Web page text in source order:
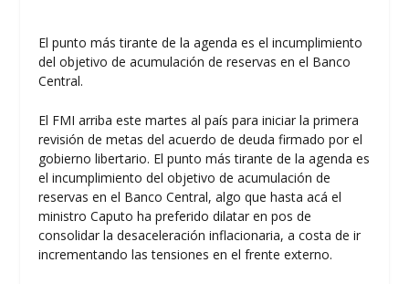
El punto más tirante de la agenda es el incumplimiento
del objetivo de acumulación de reservas en el Banco
Central.
El FMI arriba este martes al país para iniciar la primera
revisión de metas del acuerdo de deuda firmado por el
gobierno libertario. El punto más tirante de la agenda es
el incumplimiento del objetivo de acumulación de
reservas en el Banco Central, algo que hasta acá el
ministro Caputo ha preferido dilatar en pos de
consolidar la desaceleración inflacionaria, a costa de ir
incrementando las tensiones en el frente externo.